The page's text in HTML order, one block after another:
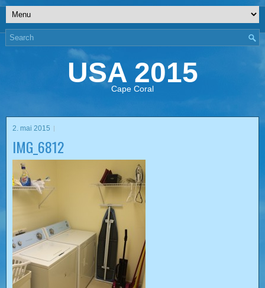
USA 2015
Cape Coral
2. mai 2015
IMG_6812